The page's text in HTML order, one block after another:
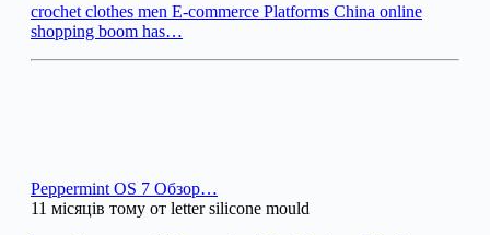
crochet clothes men E-commerce Platforms China online
shopping boom has…
Peppermint OS 7 Обзор…
11 місяців тому от letter silicone mould